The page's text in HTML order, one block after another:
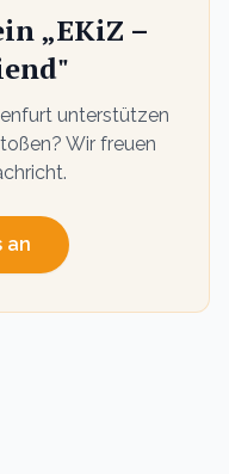
„EKiZ –
unterstützen
Wir freuen
an